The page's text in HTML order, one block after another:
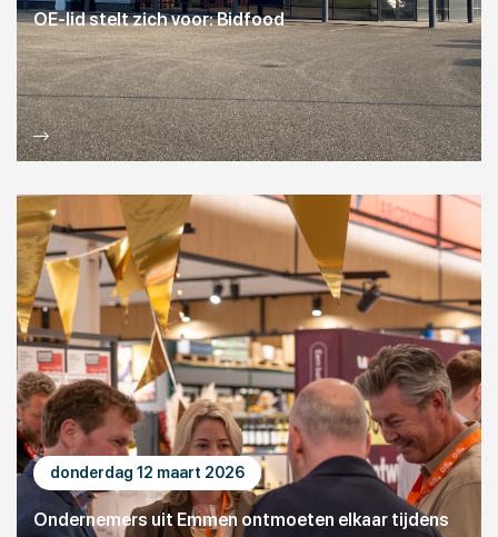
OE-lid stelt zich voor: Bidfood
donderdag 12 maart 2026
Ondernemers uit Emmen ontmoeten elkaar tijdens